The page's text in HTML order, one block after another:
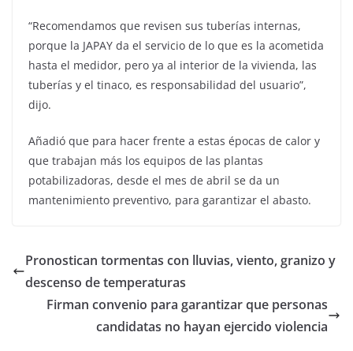
“Recomendamos que revisen sus tuberías internas,
porque la JAPAY da el servicio de lo que es la acometida
hasta el medidor, pero ya al interior de la vivienda, las
tuberías y el tinaco, es responsabilidad del usuario”,
dijo.
Añadió que para hacer frente a estas épocas de calor y
que trabajan más los equipos de las plantas
potabilizadoras, desde el mes de abril se da un
mantenimiento preventivo, para garantizar el abasto.
Pronostican tormentas con lluvias, viento, granizo y
descenso de temperaturas
Firman convenio para garantizar que personas
candidatas no hayan ejercido violencia